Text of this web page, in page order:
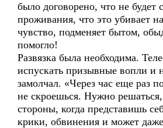
было договорено, что не будет
проживания, что это убивает
чувство, подменяет бытом,
помогло!
Развязка была необходима.
испускать призывные вопли и
замолчал. «Через час еще раз
не скроешься. Нужно
стороны, когда представишь
крики, обвинения и может